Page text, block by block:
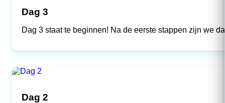
Dag 3
Dag 3 staat te beginnen! Na de eerste stappen zijn we
Dag 2